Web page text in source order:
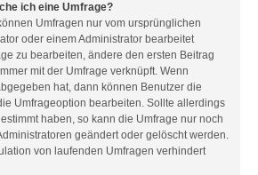
ich eine Umfrage?
Umfragen nur vom ursprünglichen
oder einem Administrator bearbeitet
zu bearbeiten, ändere den ersten Beitrag
mit der Umfrage verknüpft. Wenn
hat, dann können Benutzer die
Umfrageoption bearbeiten. Sollte allerdings
haben, so kann die Umfrage nur noch
geändert oder gelöscht werden.
von laufenden Umfragen verhindert